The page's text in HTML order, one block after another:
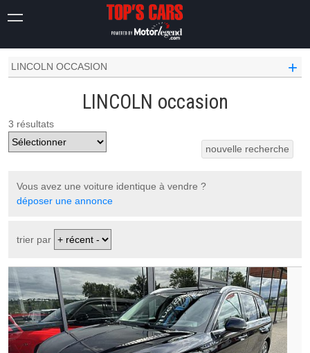
OCCASION VOITURE
LINCOLN OCCASION
+
LINCOLN occasion
3 résultats
nouvelle recherche
Vous avez une voiture identique à vendre ?
déposer une annonce